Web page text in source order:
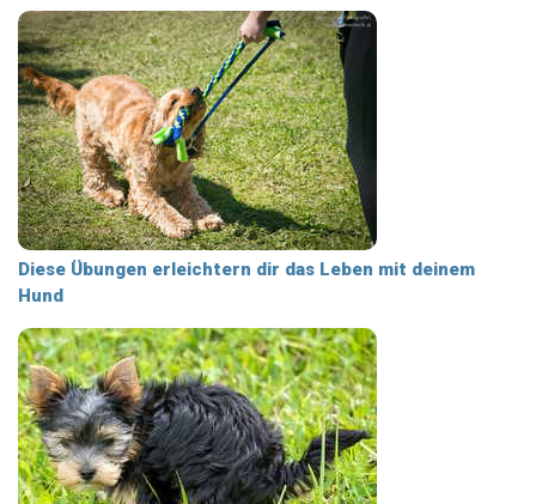
Diese Übungen erleichtern dir das Leben mit deinem
Hund